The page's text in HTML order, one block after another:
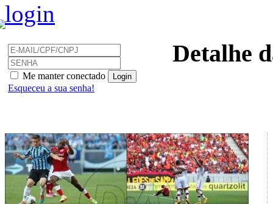
login
Me manter conectado
Esqueceu a sua senha!
Detalhe